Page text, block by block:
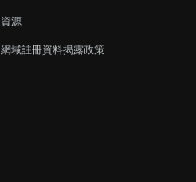
資源
網域註冊資料揭露政策